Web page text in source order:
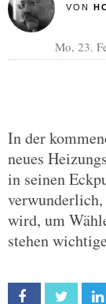
VON
Mo, 23.
In der
neues
in seinen
verwunderlich,
wird, um
stehen
Facebook Twitter